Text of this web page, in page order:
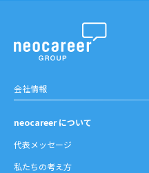
会社情報
neocareer について
代表メッセージ
私たちの考え方